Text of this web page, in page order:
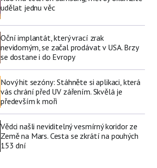
udělat jednu věc
Oční implantát, který vrací zrak
nevidomým, se začal prodávat v USA. Brzy
se dostane i do Evropy
Nový hit sezóny: Stáhněte si aplikaci, která
vás chrání před UV zářením. Skvělá je
především k moři
Vědci našli neviditelný vesmírný koridor ze
Země na Mars. Cesta se zkrátí na pouhých
153 dní